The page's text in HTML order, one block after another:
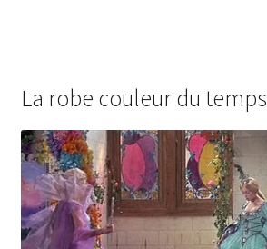
La robe couleur du temps